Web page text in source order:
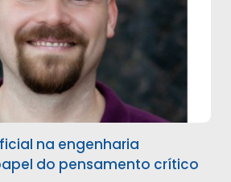
na engenharia
do pensamento crítico